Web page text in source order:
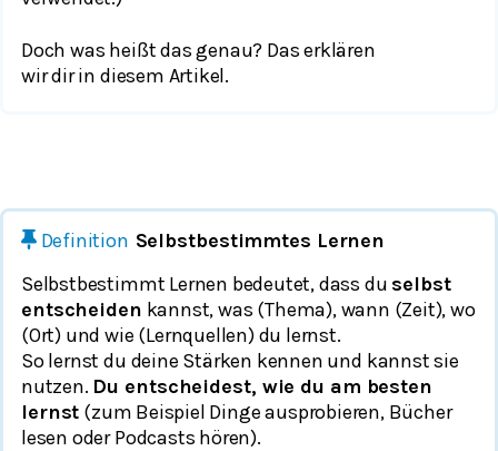
Doch was heißt das genau? Das erklären
wir dir in diesem Artikel.
Definition Selbstbestimmtes Lernen
Selbstbestimmt Lernen bedeutet, dass du selbst
entscheiden kannst, was (Thema), wann (Zeit), wo
(Ort) und wie (Lernquellen) du lernst.
So lernst du deine Stärken kennen und kannst sie
nutzen. Du entscheidest, wie du am besten
lernst (zum Beispiel Dinge ausprobieren, Bücher
lesen oder Podcasts hören).